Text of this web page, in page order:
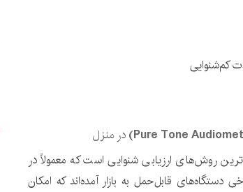
کم‌شنوایی
در منزل
روش‌های ارزیابی شنوایی است که معمولاً در
دستگاه‌های قابل‌حمل به بازار آمده‌اند که امکان